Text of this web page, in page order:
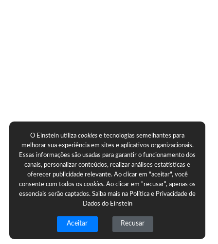
O Einstein utilizacookies e tecnologias semelhantes para
melhorar sua experiência em sites e aplicativos organizacionais.
Essas informações são usadas para garantir o funcionamento dos
canais, personalizar conteúdos, realizar análises estatísticas e
oferecer publicidade relevante. Ao clicar em "aceitar", você
consente com todos oscookies. Ao clicar em "recusar", apenas os
essenciais serão captados. Saiba mais na Política e Privacidade de
Dados do Einstein
Aceitar Recusar